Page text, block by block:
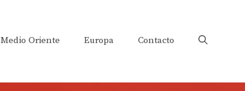
Medio Oriente Europa Contacto